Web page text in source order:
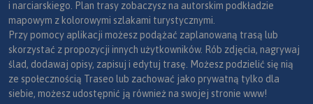
i narciarskiego. Plan trasy zobaczysz na autorskim podkładzie
mapowym z kolorowymi szlakami turystycznymi.
Przy pomocy aplikacji możesz podążać zaplanowaną trasą lub
skorzystać z propozycji innych użytkowników. Rób zdjęcia, nagrywaj
ślad, dodawaj opisy, zapisuj i edytuj trasę. Możesz podzielić się nią
ze społecznością Traseo lub zachować jako prywatną tylko dla
siebie, możesz udostępnić ją również na swojej stronie www!